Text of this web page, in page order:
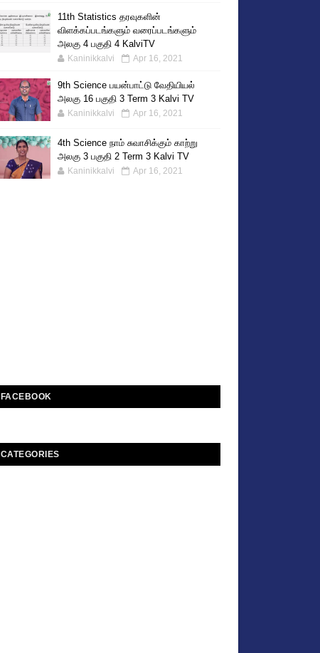
11th Statistics தரவுகளின்
விளக்கப்படங்களும் வரைப்படங்களும்
அலகு 4 பகுதி 4 KalviTV
Kaninikkalvi Apr 16, 2021
9th Science பயன்பாட்டு வேதியியல்
அலகு 16 பகுதி 3 Term 3 Kalvi TV
Kaninikkalvi Apr 16, 2021
4th Science நாம் சுவாசிக்கும் காற்று
அலகு 3 பகுதி 2 Term 3 Kalvi TV
Kaninikkalvi Apr 16, 2021
FACEBOOK
CATEGORIES